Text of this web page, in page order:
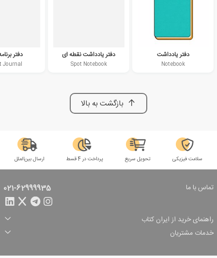
دفتر یادداشت
Notebook
دفتر یادداشت نقطه ای
Spot Notebook
دفتر
Journal
بازگشت به بالا
سلامت فیزیکی تحویل سریع پرداخت در 4 قسط ارسال بین‌الملل
تماس با ما 021-62999935
راهنمای خرید از ایران کتاب
ثبت سفارش
شرایط ارسال سفارش
شیوه پرداخت
تخفیف‌های خرید
خدمات مشتریان